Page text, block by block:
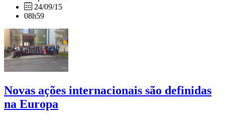
24/09/15
08h59
Novas ações internacionais são definidas
na Europa